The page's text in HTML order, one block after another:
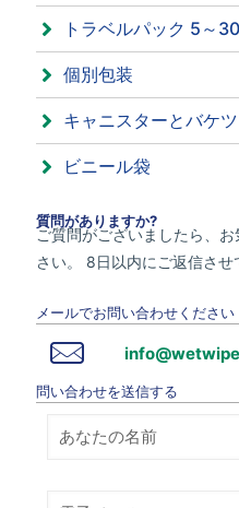
トラベルパック 5～
個別包装
キャニスターとバケツ
ビニール袋
質問がありますか?
ご質問がございましたら、
さい。 8日以内にご返信させ
メールでお問い合わせください
問い合わせを送信する